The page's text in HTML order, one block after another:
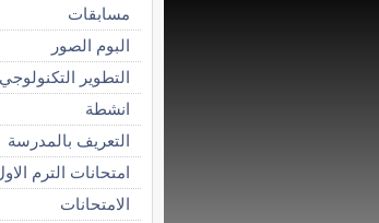
مسابقات
البوم الصور
التطوير التكنولوجي
انشطة
التعريف بالمدرسة
امتحانات الترم
الامتحانات